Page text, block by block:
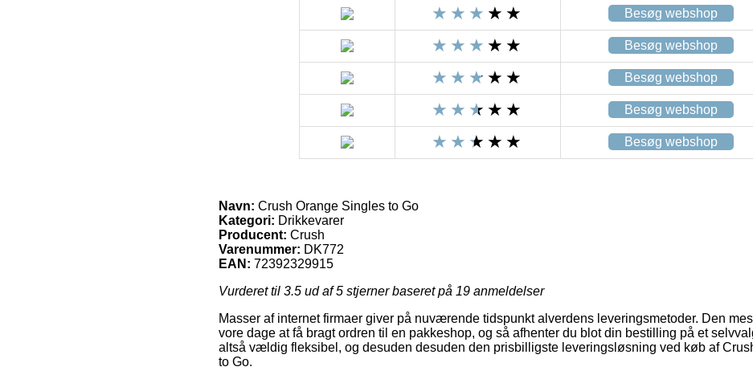
Besøg webshop
Besøg webshop
Besøg webshop
Besøg webshop
Besøg webshop
Navn: Crush Orange Singles to Go
Kategori: Drikkevarer
Producent: Crush
Varenummer: DK772
EAN: 72392329915
Vurderet til 3.5 ud af 5 stjerner baseret på 19 anmeldelser
Masser af internet firmaer giver på nuværende tidspunkt alverdens leveringsmetoder. Den
vore dage at få bragt ordren til en pakkeshop, og så afhenter du blot din bestilling på et
altså vældig fleksibel, og desuden desuden den prisbilligste leveringsløsning ved køb af
to Go.